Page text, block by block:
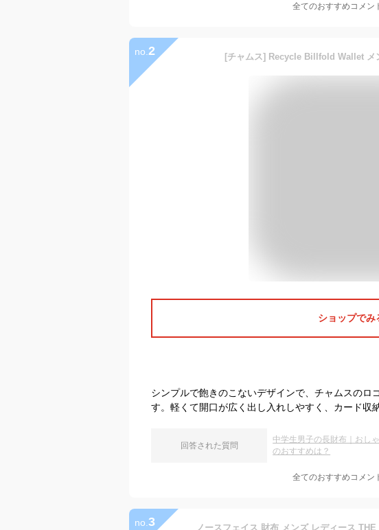
全てのおすすめコメン
no. 2 [チャムス] Recycle Billfold Wallet メ
ショップでみ
シンプルで飽きのこないデザインで、チャムスのロ
す。軽くて開口が広く出し入れしやすく、カード収
回答された質問
中学生男子の長財布｜おし
のおすすめは？
全てのおすすめコメン
no. 3